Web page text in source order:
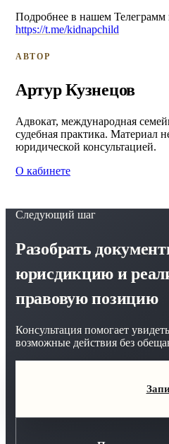
Подробнее в нашем Телеграмм
https://t.me/kidnapchild
АВТОР
Артур Кузнецов
Адвокат, международная
судебная практика. Материал
юридической консультацией.
О кабинете
Следующий шаг
Разобрать
юрисдикцию и
правовую позицию
Консультация помогает
возможные действия без